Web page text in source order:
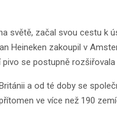
světě, začal svou cestu k
Heineken zakoupil v
se postupně
a od té doby se
ve více než 190